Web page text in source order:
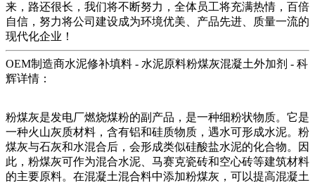
来，路还很长，我们将不断努力，全体员工将充满热情，百倍
自信，努力将公司建设成为环境优美、产品先进、质量一流的
现代化企业！
OEM制造商水泥修补填料 - 水泥原料粉煤灰混凝土外加剂 - 科
辉详情：
粉煤灰是发电厂燃烧煤粉的副产品，是一种细粉状物质。它是
一种火山灰质材料，含有铝和硅质物质，遇水可形成水泥。粉
煤灰与石灰和水混合后，会形成类似硅酸盐水泥的化合物。因
此，粉煤灰可作为混合水泥、马赛克瓷砖和空心砖等建筑材料
的主要原料。在混凝土混合料中添加粉煤灰，可以提高混凝土